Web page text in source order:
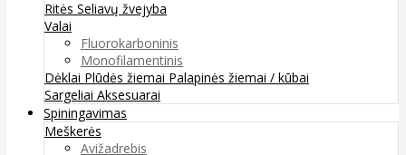
Ritės Seliavų žvejyba
Valai
Fluorokarboninis
Monofilamentinis
Dėklai Plūdės žiemai Palapinės žiemai / kūbai
Sargeliai Aksesuarai
Spiningavimas
Meškerės
Avižadrebis